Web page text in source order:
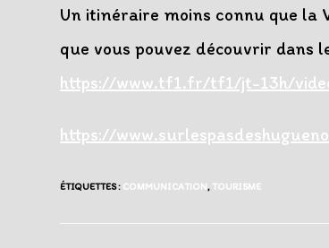
Un itinéraire moins connu que la
que vous pouvez découvrir dans
https://www.tf1.fr/tf1/jt-13h/
https://
ÉTIQUETTES : COMMUNICATION, TOURISME